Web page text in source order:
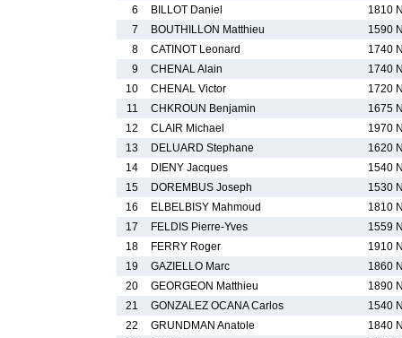
6
BILLOT Daniel
1810
7
BOUTHILLON Matthieu
1590
8
CATINOT Leonard
1740
9
CHENAL Alain
1740
10
CHENAL Victor
1720
11
CHKROUN Benjamin
1675
12
CLAIR Michael
1970
13
DELUARD Stephane
1620
14
DIENY Jacques
1540
15
DOREMBUS Joseph
1530
16
ELBELBISY Mahmoud
1810
17
FELDIS Pierre-Yves
1559
18
FERRY Roger
1910
19
GAZIELLO Marc
1860
20
GEORGEON Matthieu
1890
21
GONZALEZ OCANA Carlos
1540
22
GRUNDMAN Anatole
1840